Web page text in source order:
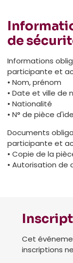
de
Informations
participante et
• Nom, prénom
• Date et ville de
• Nationalité
• N° de pièce
Documents
participante et
• Copie de la
• Autorisation de
Cet
inscriptions